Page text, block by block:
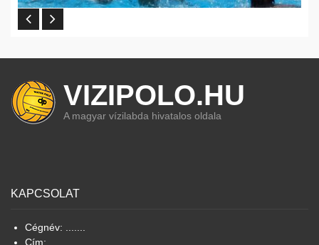
VIZIPOLO.HU
A magyar vízilabda hivatalos oldala
KAPCSOLAT
Cégnév: .......
Cím: ...........